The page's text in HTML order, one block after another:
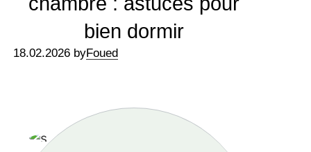
bien dormir
18.02.2026 byFoued